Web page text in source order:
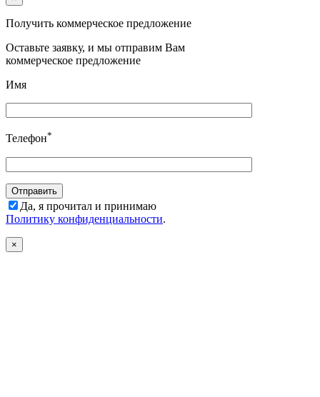
Получить коммерческое предложение
Оставьте заявку, и мы отправим Вам
коммерческое предложение
Имя
Телефон*
Да, я прочитал и принимаю
Политику конфиденциальности.
×